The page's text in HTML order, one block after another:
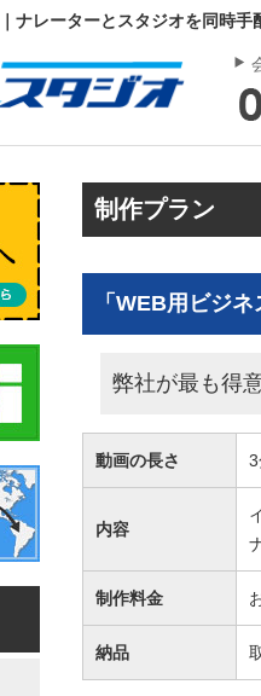
ナレーターとスタジオを同時手
制作プラン
「WEB用ビジ
弊社が最も得
動画の長さ
内容
制作料金
納品